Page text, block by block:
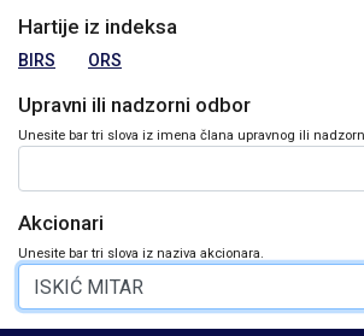
Hartije iz indeksa
BIRS ORS
Upravni ili nadzorni odbor
Unesite bar tri slova iz imena člana upravnog ili
Akcionari
Unesite bar tri slova iz naziva akcionara.